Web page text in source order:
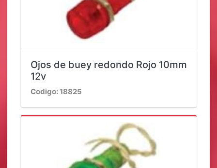
Ojos de buey redondo Rojo 10mm
12v
Codigo: 18825